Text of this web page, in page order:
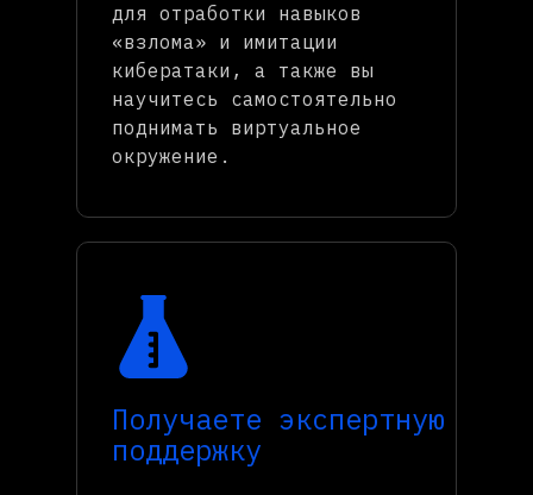
для отработки навыков
«взлома» и имитации
кибератаки, а также вы
научитесь самостоятельно
поднимать виртуальное
окружение.
Получаете экспертную
поддержку